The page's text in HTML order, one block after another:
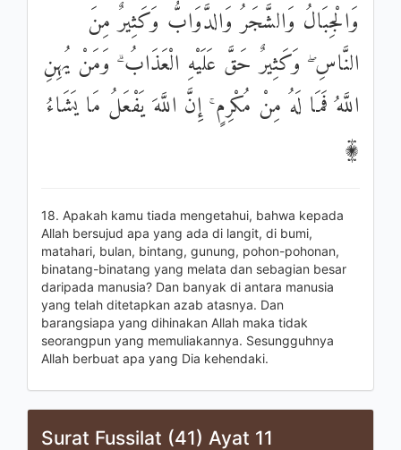
وَالْجِبَالُ وَالشَّجَرُ وَالدَّوَابُّ وَكَثِيرٌ مِنَ
النَّاسِ ۖ وَكَثِيرٌ حَقَّ عَلَيْهِ الْعَذَابُ ۗ وَمَنْ يُهِنِ
اللَّهُ فَمَا لَهُ مِنْ مُكْرِمٍ ۚ إِنَّ اللَّهَ يَفْعَلُ مَا يَشَاءُ
۩
18. Apakah kamu tiada mengetahui, bahwa kepada
Allah bersujud apa yang ada di langit, di bumi,
matahari, bulan, bintang, gunung, pohon-pohonan,
binatang-binatang yang melata dan sebagian besar
daripada manusia? Dan banyak di antara manusia
yang telah ditetapkan azab atasnya. Dan
barangsiapa yang dihinakan Allah maka tidak
seorangpun yang memuliakannya. Sesungguhnya
Allah berbuat apa yang Dia kehendaki.
Surat Fussilat (41) Ayat 11